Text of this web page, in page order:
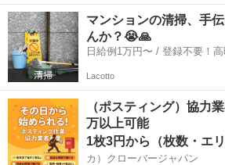
かり稼ぎたい！」 そんなあなたの新しいスタートを応援します！ 【案
件No.006】 ■勤務地 兵庫県姫路市 JR神戸...
兵庫 姫路市 スタッフ
マンションの清掃、手
んか？😭🙏
日給例1万円〜 / 登
Lacotto
（ポスティング）協力
万以上可能
カ）クローバージャパン